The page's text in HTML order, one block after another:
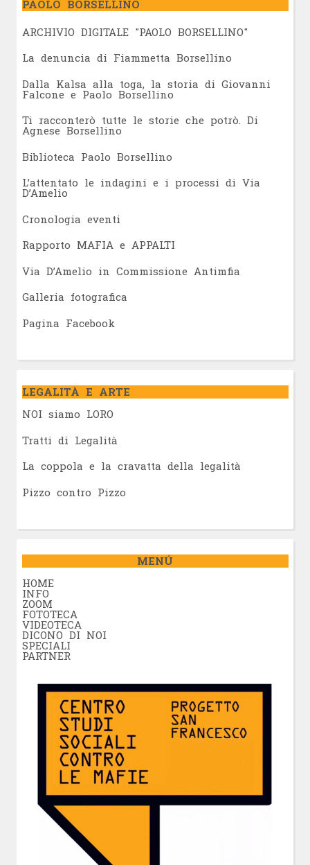
PAOLO BORSELLINO
ARCHIVIO DIGITALE "PAOLO BORSELLINO"
La denuncia di Fiammetta Borsellino
Dalla Kalsa alla toga, la storia di Giovanni
Falcone e Paolo Borsellino
Ti racconterò tutte le storie che potrò. Di
Agnese Borsellino
Biblioteca Paolo Borsellino
L’attentato le indagini e i processi di Via
D’Amelio
Cronologia eventi
Rapporto MAFIA e APPALTI
Via D’Amelio in Commissione Antimfia
Galleria fotografica
Pagina Facebook
LEGALITÀ E ARTE
NOI siamo LORO
Tratti di Legalità
La coppola e la cravatta della legalità
Pizzo contro Pizzo
MENÚ
HOME
INFO
ZOOM
FOTOTECA
VIDEOTECA
DICONO DI NOI
SPECIALI
PARTNER